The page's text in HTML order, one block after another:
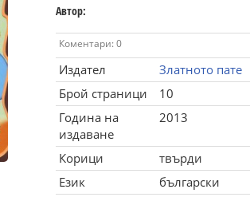
Автор:
Коментари: 0
Издател
Златното пате
Брой страници
10
Година на
издаване
2013
Корици
твърди
Език
български